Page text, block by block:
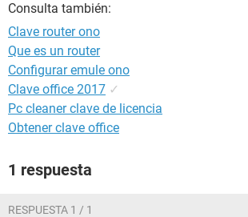
Consulta también:
Clave router ono
Que es un router
Configurar emule ono
Clave office 2017 ✓
Pc cleaner clave de licencia
Obtener clave office
1 respuesta
RESPUESTA 1 / 1